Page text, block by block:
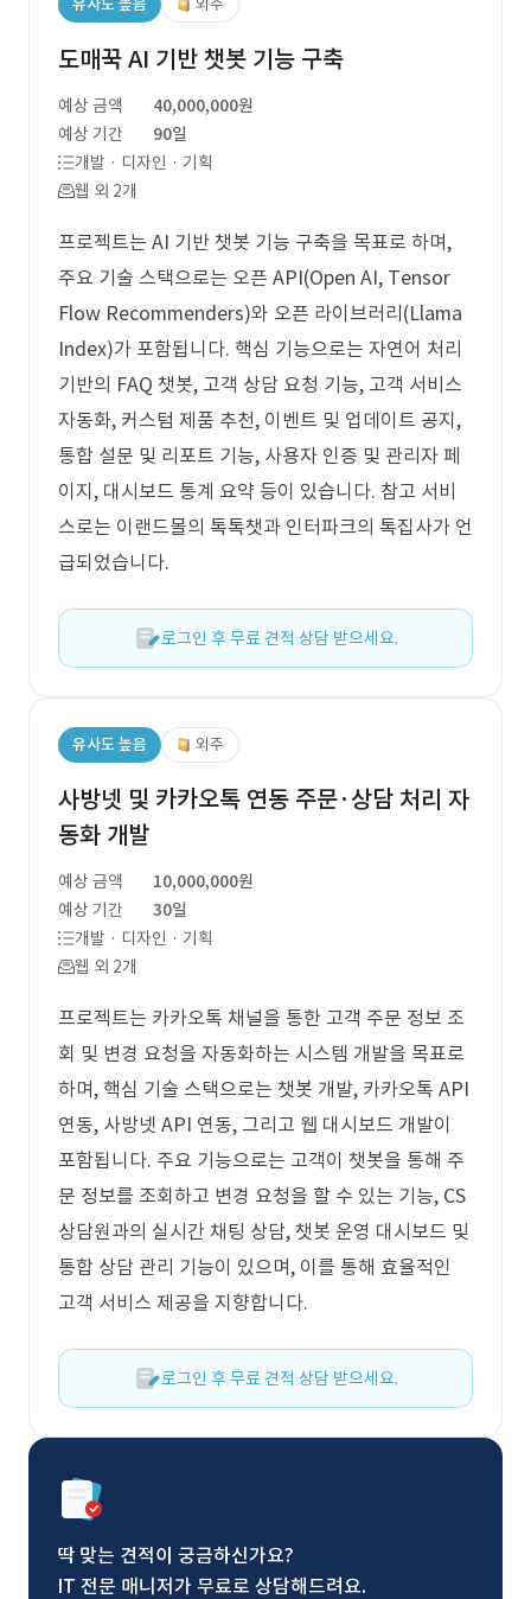
유사도 높음 외주
도매꾹 AI 기반 챗봇 기능 구축
예상 금액
40,000,000원
예상 기간
90일
개발 · 디자인 · 기획
웹 외 2개
프로젝트는 AI 기반 챗봇 기능 구축을 목표로 하며,
주요 기술 스택으로는 오픈 API(Open AI, Tensor
Flow Recommenders)와 오픈 라이브러리(Llama
Index)가 포함됩니다. 핵심 기능으로는 자연어 처리
기반의 FAQ 챗봇, 고객 상담 요청 기능, 고객 서비스
자동화, 커스텀 제품 추천, 이벤트 및 업데이트 공지,
통합 설문 및 리포트 기능, 사용자 인증 및 관리자 페
이지, 대시보드 통계 요약 등이 있습니다. 참고 서비
스로는 이랜드몰의 톡톡챗과 인터파크의 톡집사가 언
급되었습니다.
로그인 후 무료 견적 상담 받으세요.
유사도 높음 외주
사방넷 및 카카오톡 연동 주문·상담 처리 자
동화 개발
예상 금액
10,000,000원
예상 기간
30일
개발 · 디자인 · 기획
웹 외 2개
프로젝트는 카카오톡 채널을 통한 고객 주문 정보 조
회 및 변경 요청을 자동화하는 시스템 개발을 목표로
하며, 핵심 기술 스택으로는 챗봇 개발, 카카오톡 API
연동, 사방넷 API 연동, 그리고 웹 대시보드 개발이
포함됩니다. 주요 기능으로는 고객이 챗봇을 통해 주
문 정보를 조회하고 변경 요청을 할 수 있는 기능, CS
상담원과의 실시간 채팅 상담, 챗봇 운영 대시보드 및
통합 상담 관리 기능이 있으며, 이를 통해 효율적인
고객 서비스 제공을 지향합니다.
로그인 후 무료 견적 상담 받으세요.
딱 맞는 견적이 궁금하신가요?
IT 전문 매니저가 무료로 상담해드려요.